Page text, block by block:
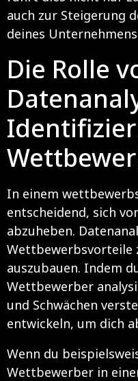
auch zur Steigerung
deines
Die Rolle
In einem
entscheidend, sich
abzuheben.
Wettbewerbsvorteile
auszubauen. Indem
Wettbewerber
und Schwächen
entwickeln, um dich
Wenn du
Wettbewerber in